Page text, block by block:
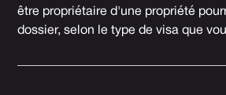
être propriétaire d'une propriété
dossier, selon le type de visa que